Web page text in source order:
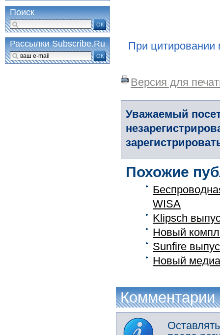
При цитировании
Версия для
Уважаемый
Похожие
WISA
Klipsch
Новый
Sunfire
Новый
Комментарии
Поиск
ОК
Рассылки Subscribe.Ru
ОК